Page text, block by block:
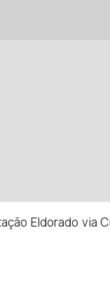
Eldorado via